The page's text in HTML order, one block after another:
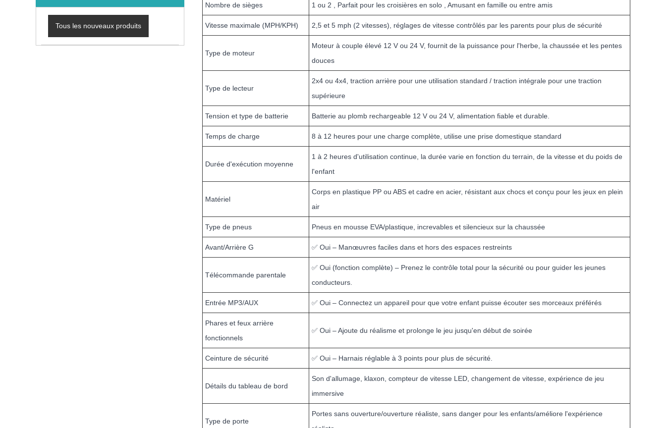
Tous les nouveaux produits
Nombre de sièges 1 ou 2 , Parfait pour les croisières en solo , Amusant en famille ou entre amis
Vitesse maximale (MPH/KPH) 2,5 et 5 mph (2 vitesses), réglages de vitesse contrôlés par les parents pour plus de sécurité
Type de moteur
Moteur à couple élevé 12 V ou 24 V, fournit de la puissance pour l'herbe, la chaussée et les pentes
douces
Type de lecteur
2x4 ou 4x4, traction arrière pour une utilisation standard / traction intégrale pour une traction
supérieure
Tension et type de batterie Batterie au plomb rechargeable 12 V ou 24 V, alimentation fiable et durable.
Temps de charge 8 à 12 heures pour une charge complète, utilise une prise domestique standard
Durée d'exécution moyenne
1 à 2 heures d'utilisation continue, la durée varie en fonction du terrain, de la vitesse et du poids de
l'enfant
Matériel
Corps en plastique PP ou ABS et cadre en acier, résistant aux chocs et conçu pour les jeux en plein
air
Type de pneus Pneus en mousse EVA/plastique, increvables et silencieux sur la chaussée
Avant/Arrière G ✅ Oui – Manœuvres faciles dans et hors des espaces restreints
Télécommande parentale
✅ Oui (fonction complète) – Prenez le contrôle total pour la sécurité ou pour guider les jeunes
conducteurs.
Entrée MP3/AUX ✅ Oui – Connectez un appareil pour que votre enfant puisse écouter ses morceaux préférés
Phares et feux arrière
fonctionnels
✅ Oui – Ajoute du réalisme et prolonge le jeu jusqu'en début de soirée
Ceinture de sécurité ✅ Oui – Harnais réglable à 3 points pour plus de sécurité.
Détails du tableau de bord
Son d'allumage, klaxon, compteur de vitesse LED, changement de vitesse, expérience de jeu
immersive
Type de porte
Portes sans ouverture/ouverture réaliste, sans danger pour les enfants/améliore l'expérience